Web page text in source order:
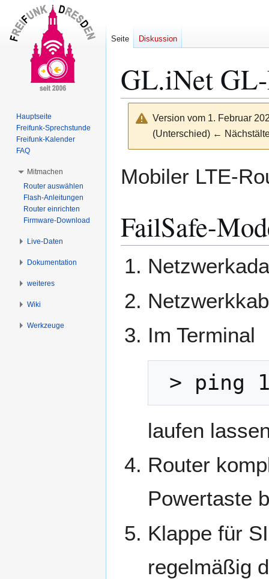
GL.iNet
Version vom 1. Februar
(Unterschied) ←
Navigation
Suche
Mobiler LTE-
FailSafe-
Im Terminal
> ping
laufen
Router
Powertaste
Klappe für
regelmäßig
Seite Diskussion
Hauptseite
Freifunk-Sprechstunde
Freifunk-Kalender
FAQ
Mitmachen
Router auswählen
Flash-Anleitungen
Router einrichten
Firmware-Download
Live-Daten
Dokumentation
weiteres
Wiki
Werkzeuge